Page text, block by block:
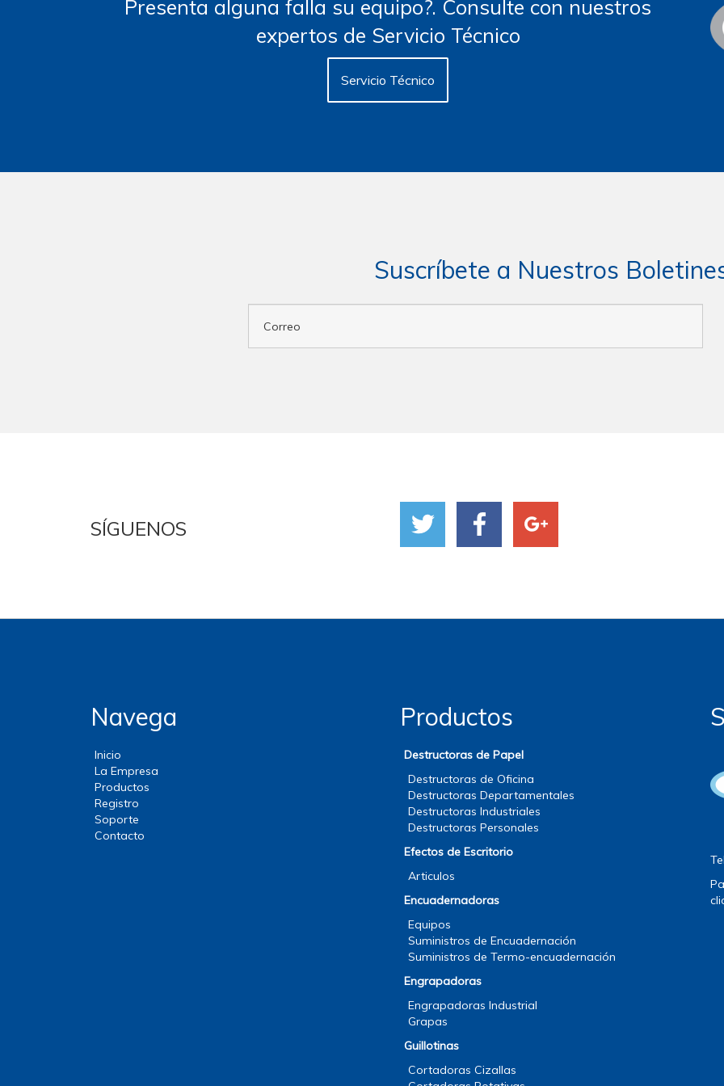
Presenta alguna falla su equipo?. Consulte con nuestros
expertos de Servicio Técnico
Servicio Técnico
Suscríbete a Nuestros
SÍGUENOS
Navega
Inicio
La Empresa
Productos
Registro
Soporte
Contacto
Productos
Destructoras de Papel
Destructoras de Oficina
Destructoras Departamentales
Destructoras Industriales
Destructoras Personales
Efectos de Escritorio
Articulos
Encuadernadoras
Equipos
Suministros de Encuadernación
Suministros de Termo-encuadernación
Engrapadoras
Engrapadoras Industrial
Grapas
Guillotinas
Cortadoras Cizallas